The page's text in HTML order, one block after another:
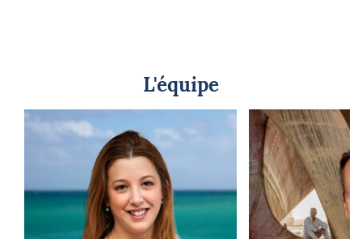
L'équipe